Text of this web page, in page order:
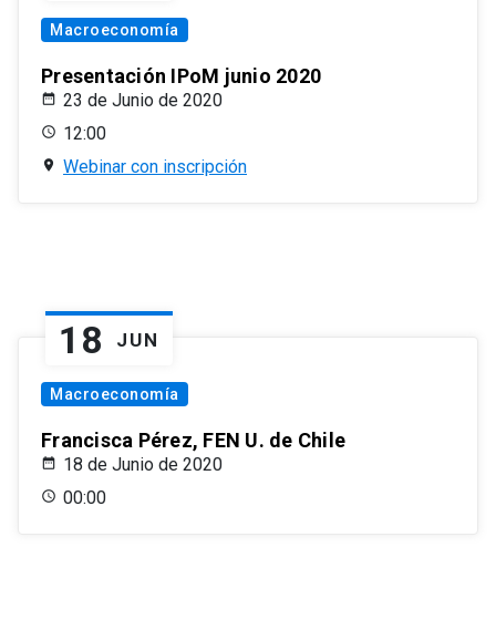
Macroeconomía
Presentación IPoM junio 2020
23 de Junio de 2020
12:00
Webinar con inscripción
18 JUN
Macroeconomía
Francisca Pérez, FEN U. de Chile
18 de Junio de 2020
00:00